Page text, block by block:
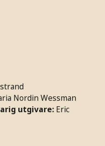
Nordin Wessman
utgivare: Eric